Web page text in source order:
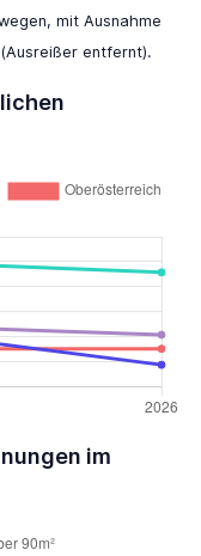
mit Ausnahme
entfernt).
im